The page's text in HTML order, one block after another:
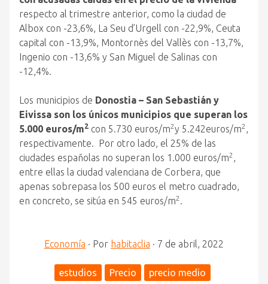
respecto al trimestre anterior, como la ciudad de
Albox con -23,6%, La Seu d’Urgell con -22,9%, Ceuta
capital con -13,9%, Montornès del Vallès con -13,7%,
Ingenio con -13,6% y San Miguel de Salinas con
-12,4%.
Los municipios de Donostia – San Sebastián y
Eivissa son los únicos municipios que superan los
5.000 euros/m2 con 5.730 euros/m2y 5.242euros/m2 ,
respectivamente. Por otro lado, el 25% de las
ciudades españolas no superan los 1.000 euros/m2 ,
entre ellas la ciudad valenciana de Corbera, que
apenas sobrepasa los 500 euros el metro cuadrado,
en concreto, se sitúa en 545 euros/m2 .
Economía · Por habitaclia · 7 de abril, 2022
estudios Precio precio medio